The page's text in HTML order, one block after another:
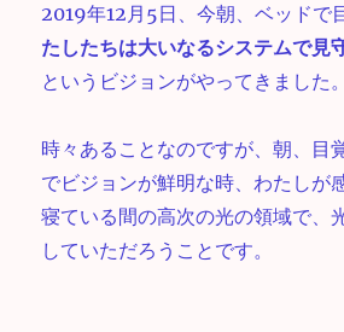
2019年12月5日、今朝、ベッドで
たしたちは大いなるシステムで見
というビジョンがやってきました。
時々あることなのですが、朝、目
でビジョンが鮮明な時、わたしが
寝ている間の高次の光の領域で、
していただろうことです。